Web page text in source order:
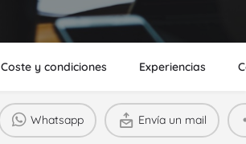
Coste y condiciones Experiencias
Whatsapp Envía un mail